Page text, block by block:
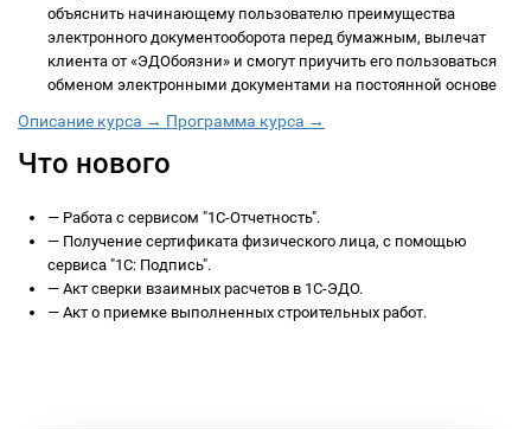
объяснить начинающему пользователю преимущества
электронного документооборота перед бумажным, вылечат
клиента от «ЭДОбоязни» и смогут приучить его пользоваться
обменом электронными документами на постоянной основе
Описание курса → Программа курса →
Что нового
— Работа с сервисом "1С-Отчетность".
— Получение сертификата физического лица, с помощью
сервиса "1С: Подпись".
— Акт сверки взаимных расчетов в 1С-ЭДО.
— Акт о приемке выполненных строительных работ.